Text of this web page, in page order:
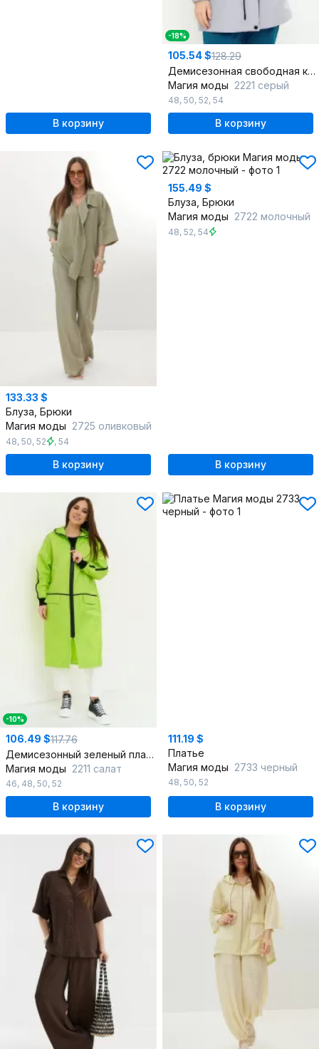
В корзину
-18%
105.54 $128.29
Демисезонная свободная куртка из текстиля с капюшоном
Магия моды 2221 серый
48, 50, 52, 54
В корзину
133.33 $
Блуза, Брюки
Магия моды 2725 оливковый
48, 50, 52 , 54
В корзину
155.49 $
Блуза, Брюки
Магия моды 2722 молочный
48, 52, 54
В корзину
-10%
106.49 $117.76
Демисезонный зеленый плащ с капюшоном из текстиля
Магия моды 2211 салат
46, 48, 50, 52
В корзину
111.19 $
Платье
Магия моды 2733 черный
48, 50, 52
В корзину